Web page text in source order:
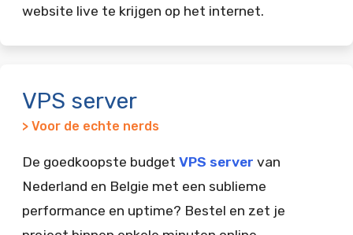
website live te krijgen op het internet.
VPS server
> Voor de echte nerds
De goedkoopste budget VPS server van
Nederland en Belgie met een sublieme
performance en uptime? Bestel en zet je